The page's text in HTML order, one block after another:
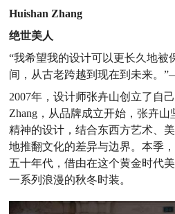
Huishan Zhang
绝世美人
“我希望我的设计可以更长久地被
间，从古老跨越到现在到未来。
2007年，设计师张卉山创立了自
Zhang，从品牌成立开始，张卉
精神的设计，结合东西方艺术、
地推翻文化的差异与边界。本季
五十年代，借由在这个黄金时代
一系列浪漫的秋冬时装。